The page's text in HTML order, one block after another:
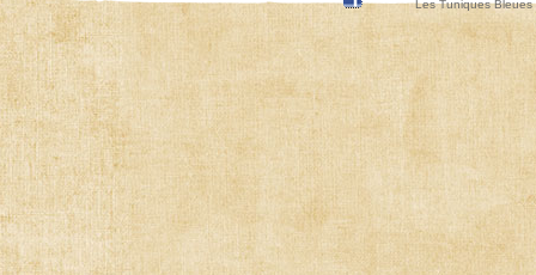
Les Tuniques